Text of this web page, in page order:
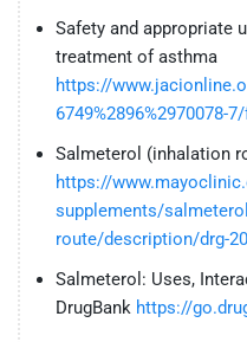
Safety and appropriate
treatment of asthma
https://
6749%2896%2970078-
Salmeterol (inhalation
https://
supplements/
route/description/drg-
Salmeterol: Uses,
DrugBank https://